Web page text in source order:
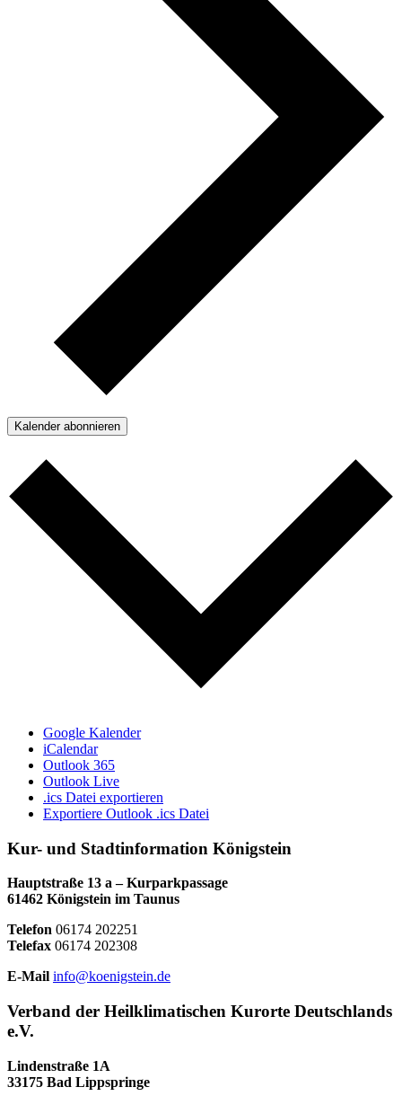
Kalender abonnieren
Google Kalender
iCalendar
Outlook 365
Outlook Live
.ics Datei exportieren
Exportiere Outlook .ics Datei
Kur- und Stadtinformation Königstein
Hauptstraße 13 a – Kurparkpassage
61462 Königstein im Taunus
Telefon 06174 202251
Telefax 06174 202308
E-Mail info@koenigstein.de
Verband der Heilklimatischen Kurorte Deutschlands
e.V.
Lindenstraße 1A
33175 Bad Lippspringe